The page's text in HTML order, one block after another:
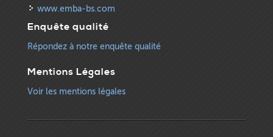
www.emba-bs.com
Enquête qualité
Répondez à notre enquête qualité
Mentions Légales
Voir les mentions légales